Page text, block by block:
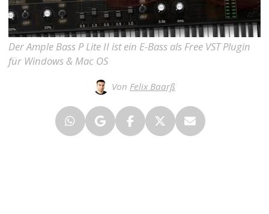
Der Ample Bass P Lite II ist ein E-Bass als Free VST Plugin
für Windows & Mac OS
Von Felix Baarß